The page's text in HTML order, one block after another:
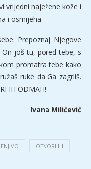
vrijedni naježene kože i
i osmijeha.
Prepoznaj Njegove
On još tu, pored tebe, s
promatra tebe kako
ruke da Ga zagrliš.
IH ODMAH!
Ivana Milićević
OTVORI IH